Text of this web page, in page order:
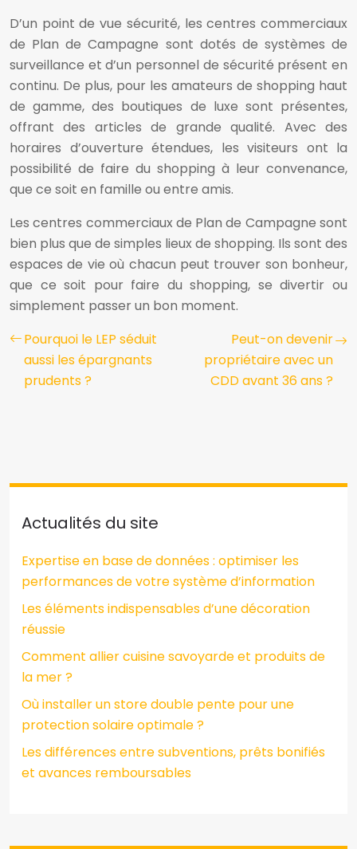
D’un point de vue sécurité, les centres commerciaux
de Plan de Campagne sont dotés de systèmes de
surveillance et d’un personnel de sécurité présent en
continu. De plus, pour les amateurs de shopping haut
de gamme, des boutiques de luxe sont présentes,
offrant des articles de grande qualité. Avec des
horaires d’ouverture étendues, les visiteurs ont la
possibilité de faire du shopping à leur convenance,
que ce soit en famille ou entre amis.
Les centres commerciaux de Plan de Campagne sont
bien plus que de simples lieux de shopping. Ils sont des
espaces de vie où chacun peut trouver son bonheur,
que ce soit pour faire du shopping, se divertir ou
simplement passer un bon moment.
Pourquoi le LEP séduit
aussi les épargnants
prudents ?
Peut-on devenir
propriétaire avec un
CDD avant 36 ans ?
Actualités du site
Expertise en base de données : optimiser les
performances de votre système d’information
Les éléments indispensables d’une décoration
réussie
Comment allier cuisine savoyarde et produits de
la mer ?
Où installer un store double pente pour une
protection solaire optimale ?
Les différences entre subventions, prêts bonifiés
et avances remboursables